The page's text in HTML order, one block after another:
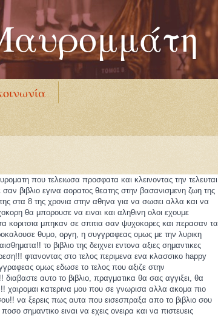
που τελειωσα προσφατα και κλεινοντας την τελευται
βιβλιο εγινα αορατος θεατης στην βασανισμενη ζωη της
της στα 8 της χρονια στην αθηνα για να σωσει αλλα και να
θα μπορουσε να ειναι και αληθινη ολοι εχουμε
κοριτσια μπηκαν σε σπιτια σαν ψυχοκορες και περασαν τα
θυμο, οργη, η συγγραφεας ομως με την λυρικη
το βιβλιο της δειχνει εντονα αξιες σημαντικες
φτανοντας στο τελος περιμενα ενα κλασσικο happy
ομως εδωσε το τελος που αξιζε στην
αυτο το βιβλιο, πραγματικα θα σας αγγιξει, θα
χαιρομαι κατερινα μου που σε γνωρισα αλλα ακομα πιο
να ξερεις πως αυτα που εισεσπραξα απο το βιβλιο σου
σημαντικο ειναι να εχεις ονειρα και να πιστευεις